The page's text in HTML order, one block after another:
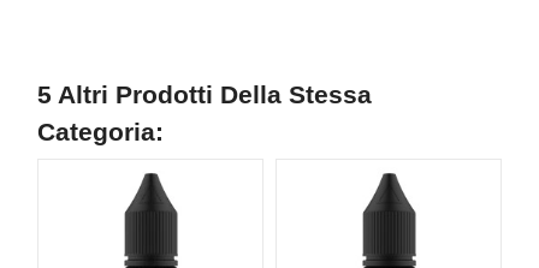
5 Altri Prodotti Della Stessa
Categoria: